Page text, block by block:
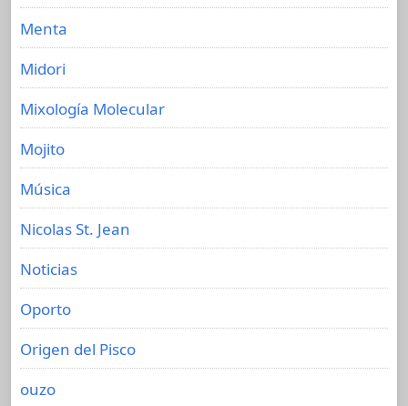
Menta
Midori
Mixología Molecular
Mojito
Música
Nicolas St. Jean
Noticias
Oporto
Origen del Pisco
ouzo